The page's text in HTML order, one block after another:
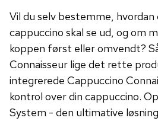
Vil du selv bestemme,
cappuccino skal se ud, og om
koppen først eller omvendt?
Connaisseur lige det rette
integrerede Cappuccino
kontrol over din cappuccino.
System - den ultimative